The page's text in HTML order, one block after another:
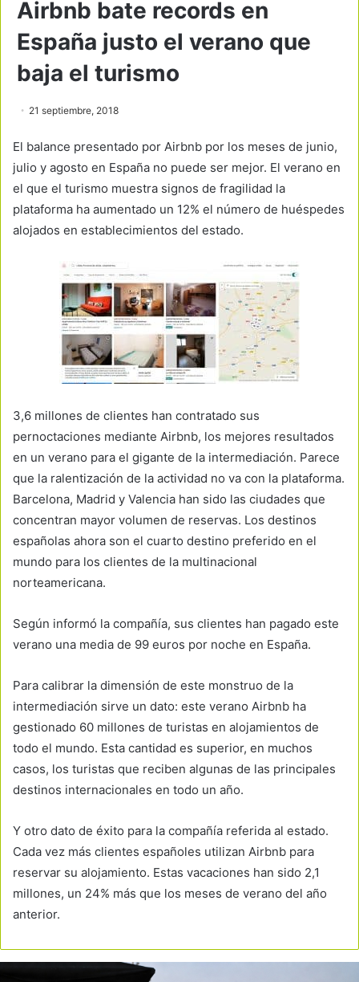
Airbnb bate records en
España justo el verano que
baja el turismo
21 septiembre, 2018
El balance presentado por Airbnb por los meses de junio,
julio y agosto en España no puede ser mejor. El verano en
el que el turismo muestra signos de fragilidad la
plataforma ha aumentado un 12% el número de huéspedes
alojados en establecimientos del estado.
3,6 millones de clientes han contratado sus
pernoctaciones mediante Airbnb, los mejores resultados
en un verano para el gigante de la intermediación. Parece
que la ralentización de la actividad no va con la plataforma.
Barcelona, ​​Madrid y Valencia han sido las ciudades que
concentran mayor volumen de reservas. Los destinos
españolas ahora son el cuarto destino preferido en el
mundo para los clientes de la multinacional
norteamericana.
Según informó la compañía, sus clientes han pagado este
verano una media de 99 euros por noche en España.
Para calibrar la dimensión de este monstruo de la
intermediación sirve un dato: este verano Airbnb ha
gestionado 60 millones de turistas en alojamientos de
todo el mundo. Esta cantidad es superior, en muchos
casos, los turistas que reciben algunas de las principales
destinos internacionales en todo un año.
Y otro dato de éxito para la compañía referida al estado.
Cada vez más clientes españoles utilizan Airbnb para
reservar su alojamiento. Estas vacaciones han sido 2,1
millones, un 24% más que los meses de verano del año
anterior.